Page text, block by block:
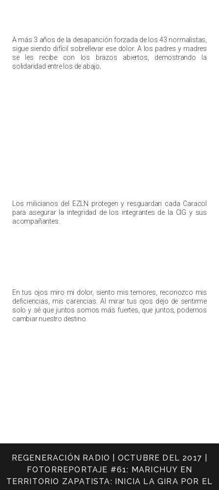
A más 3 años de la desaparición forzada de los 43 normalistas,
sigue siendo difícil sobrellevar ese dolor. A los padres y madres
se les recibe con los brazos abiertos, demostrando la
solidaridad entre los de abajo.
Los milicianos del EZLN protegen y resguardan cada Caracol
para asegurar la integridad de los integrantes de la CIG y sus
acompañantes.
En tus ojos miro mi dolor, siento mis temores, reconozco mis
deficiencias, mis carencias. Al mirar tus ojos dejo de sentirme
solo y sé que juntos somos más fuertes, que juntos, podemos
cambiar nuestro destino.
REGENERACIÓN RADIO | OCTUBRE DEL 2017 |
FOTORREPORTAJE #61: MARICHUY EN
TERRITORIO ZAPATISTA: INICIA LA GIRA POR EL